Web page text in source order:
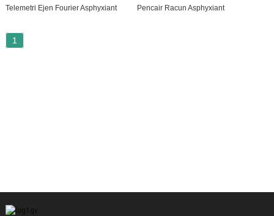
Telemetri Ejen Fourier Asphyxiant Pencair Racun Asphyxiant
1